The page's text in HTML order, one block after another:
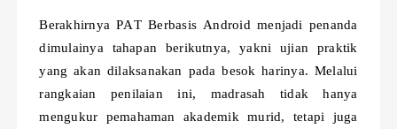
Berakhirnya PAT Berbasis Android menjadi penanda
dimulainya tahapan berikutnya, yakni ujian praktik
yang akan dilaksanakan pada besok harinya. Melalui
rangkaian penilaian ini, madrasah tidak hanya
mengukur pemahaman akademik murid, tetapi juga